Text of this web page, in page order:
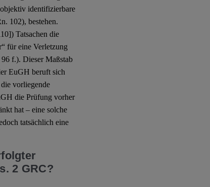
identifizierbare
102), bestehen.
Tatsachen die
für eine Verletzung
f.). Dieser Maßstab
EuGH beruft sich
vorliegende
die Prüfung vorher
hat – eine solche
tatsächlich eine
2 GRC?